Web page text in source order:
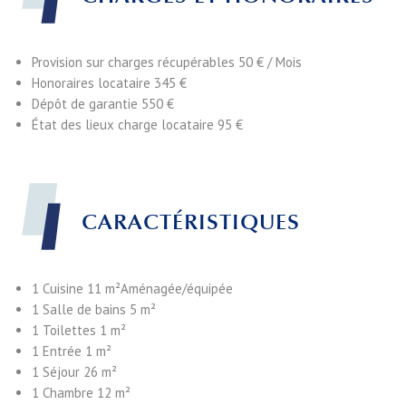
CARACTÉRISTIQUES
1 Cuisine 11 m²Aménagée/équipée
1 Salle de bains 5 m²
1 Toilettes 1 m²
1 Entrée 1 m²
1 Séjour 26 m²
1 Chambre 12 m²
Provision sur charges récupérables 50 € / Mois
Honoraires locataire 345 €
Dépôt de garantie 550 €
État des lieux charge locataire 95 €